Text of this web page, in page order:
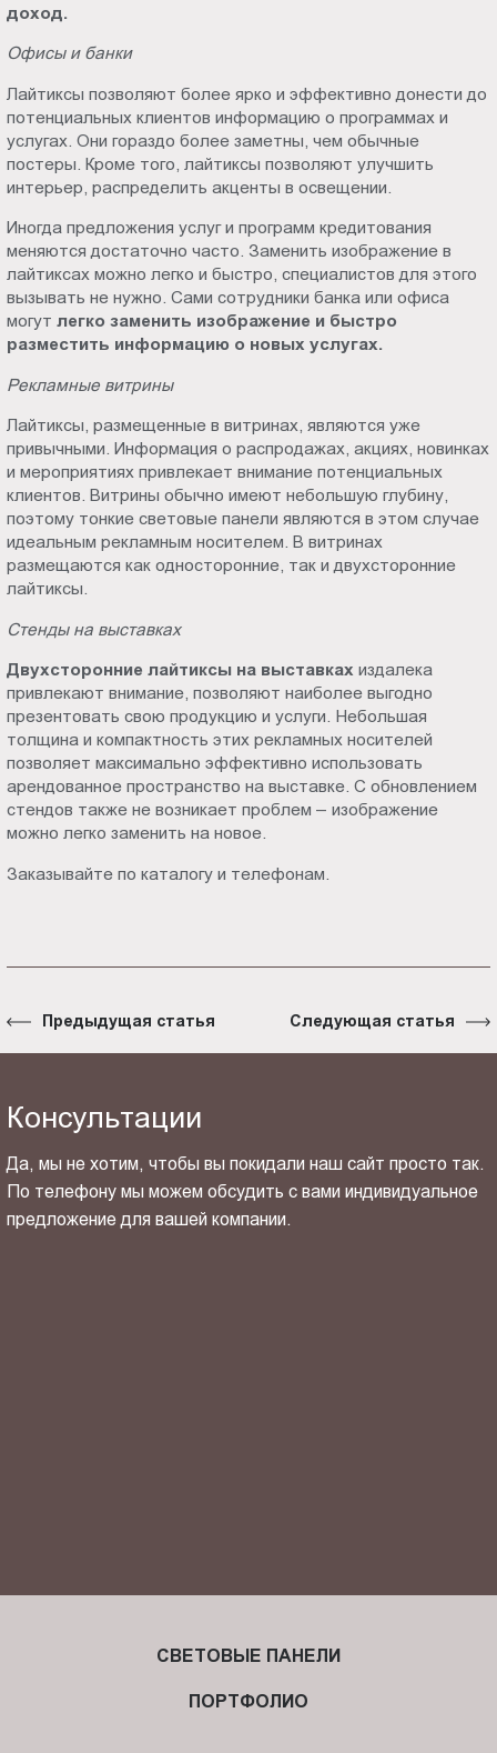
доход.
Офисы и банки
Лайтиксы позволяют более ярко и эффективно донести до
потенциальных клиентов информацию о программах и
услугах. Они гораздо более заметны, чем обычные
постеры. Кроме того, лайтиксы позволяют улучшить
интерьер, распределить акценты в освещении.
Иногда предложения услуг и программ кредитования
меняются достаточно часто. Заменить изображение в
лайтиксах можно легко и быстро, специалистов для этого
вызывать не нужно. Сами сотрудники банка или офиса
могут легко заменить изображение и быстро
разместить информацию о новых услугах.
Рекламные витрины
Лайтиксы, размещенные в витринах, являются уже
привычными. Информация о распродажах, акциях, новинках
и мероприятиях привлекает внимание потенциальных
клиентов. Витрины обычно имеют небольшую глубину,
поэтому тонкие световые панели являются в этом случае
идеальным рекламным носителем. В витринах
размещаются как односторонние, так и двухсторонние
лайтиксы.
Стенды на выставках
Двухсторонние лайтиксы на выставкахиздалека
привлекают внимание, позволяют наиболее выгодно
презентовать свою продукцию и услуги. Небольшая
толщина и компактность этих рекламных носителей
позволяет максимально эффективно использовать
арендованное пространство на выставке. С обновлением
стендов также не возникает проблем – изображение
можно легко заменить на новое.
Заказывайте по каталогу и телефонам.
Предыдущая статья Следующая статья
Консультации
Да, мы не хотим, чтобы вы покидали наш сайт просто так.
По телефону мы можем обсудить с вами индивидуальное
предложение для вашей компании.
ОТПРАВИТЬ СВОЙ КОНТАКТ
СВЕТОВЫЕ ПАНЕЛИ
ПОРТФОЛИО